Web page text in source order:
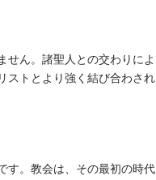
せん。諸聖人との交わりによ
ストとより強く結び合わされ
す。教会は、その最初の時代